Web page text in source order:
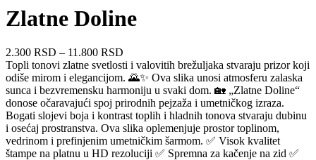
Zlatne Doline
2.300 RSD – 11.800 RSD
Topli tonovi zlatne svetlosti i valovitih brežuljaka stvaraju prizor koji
odiše mirom i elegancijom. 🌄✨ Ova slika unosi atmosferu zalaska
sunca i bezvremensku harmoniju u svaki dom. 🏡 „Zlatne Doline“
donose očaravajući spoj prirodnih pejzaža i umetničkog izraza.
Bogati slojevi boja i kontrast toplih i hladnih tonova stvaraju dubinu
i osećaj prostranstva. Ova slika oplemenjuje prostor toplinom,
vedrinom i prefinjenim umetničkim šarmom. ✅ Visok kvalitet
štampe na platnu u HD rezoluciji ✅ Spremna za kačenje na zid ✅